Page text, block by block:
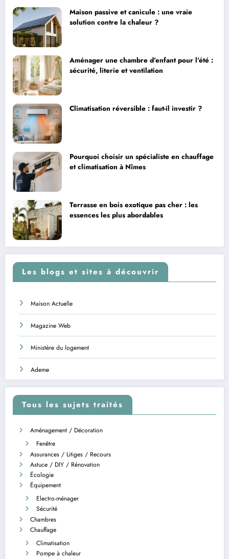
Maison passive et canicule : une vraie
solution contre la chaleur ?
Aménager une chambre d’enfant pour l’été :
sécurité, literie et ventilation
Climatisation réversible : faut-il investir ?
Pourquoi choisir un spécialiste en chauffage
et climatisation à Nîmes
Terrasse en bois exotique pas cher : les
essences les plus abordables
Les blogs et sites à découvrir
Maison Actuelle
Magazine Web
Ministère du logement
Ademe
Tous les sujets traités
Aménagement / Décoration
Fenêtre
Assurances / Litiges / Recours
Astuce / DIY / Rénovation
Écologie
Équipement
Electro-ménager
Sécurité
Chambres
Chauffage
Climatisation
Pompe à chaleur